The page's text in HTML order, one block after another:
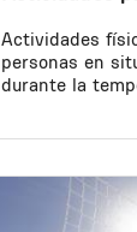
Actividades
personas en
durante la